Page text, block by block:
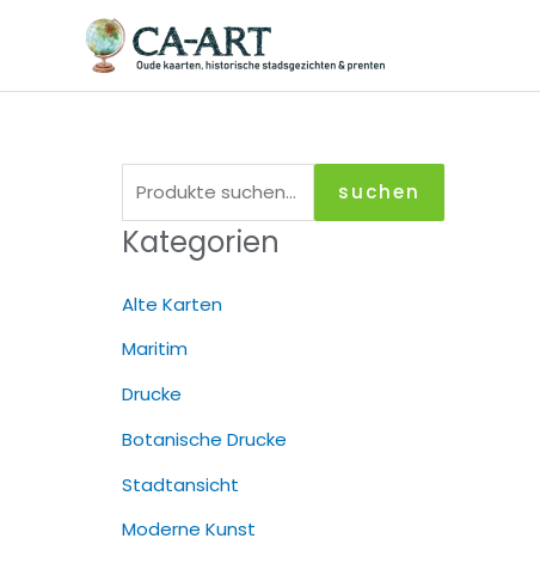
u
c
n
a
c
suchen
Kategorien
Alte Karten
Maritim
Drucke
Botanische Drucke
Stadtansicht
Moderne Kunst